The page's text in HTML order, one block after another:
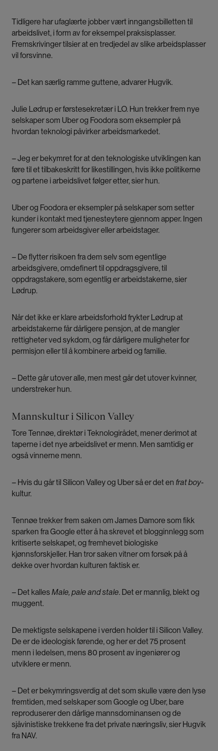
Tidligere har ufaglærte jobber vært inngangsbilletten til
arbeidslivet, i form av for eksempel praksisplasser.
Fremskrivinger tilsier at en tredjedel av slike arbeidsplasser
vil forsvinne.
– Det kan særlig ramme guttene, advarer Hugvik.
Julie Lødrup er førstesekretær i LO. Hun trekker frem nye
selskaper som Uber og Foodora som eksempler på
hvordan teknologi påvirker arbeidsmarkedet.
– Jeg er bekymret for at den teknologiske utviklingen kan
føre til et tilbakeskritt for likestillingen, hvis ikke politikerne
og partene i arbeidslivet følger etter, sier hun.
Uber og Foodora er eksempler på selskaper som setter
kunder i kontakt med tjenesteytere gjennom apper. Ingen
fungerer som arbeidsgiver eller arbeidstager.
– De flytter risikoen fra dem selv som egentlige
arbeidsgivere, omdefinert til oppdragsgivere, til
oppdragstakere, som egentlig er arbeidstakerne, sier
Lødrup.
Når det ikke er klare arbeidsforhold frykter Lødrup at
arbeidstakerne får dårligere pensjon, at de mangler
rettigheter ved sykdom, og får dårligere muligheter for
permisjon eller til å kombinere arbeid og familie.
– Dette går utover alle, men mest går det utover kvinner,
understreker hun.
Mannskultur i Silicon Valley
Tore Tennøe, direktør i Teknologirådet, mener derimot at
taperne i det nye arbeidslivet er menn. Men samtidig er
også vinnerne menn.
– Hvis du går til Silicon Valley og Uber så er det en frat boy-
kultur.
Tennøe trekker frem saken om James Damore som fikk
sparken fra Google etter å ha skrevet et blogginnlegg som
kritiserte selskapet, og fremhevet biologiske
kjønnsforskjeller. Han tror saken vitner om forsøk på å
dekke over hvordan kulturen faktisk er.
– Det kallesMale, pale and stale. Det er mannlig, blekt og
muggent.
De mektigste selskapene i verden holder til i Silicon Valley.
De er de ideologisk førende, og her er det 75 prosent
menn i ledelsen, mens 80 prosent av ingeniører og
utviklere er menn.
– Det er bekymringsverdig at det som skulle være den lyse
fremtiden, med selskaper som Google og Uber, bare
reproduserer den dårlige mannsdominansen og de
sjåvinistiske trekkene fra det private næringsliv, sier Hugvik
fra NAV.